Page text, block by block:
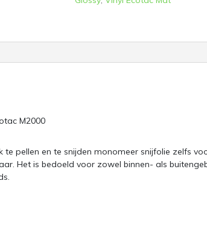
M2000
te pellen en te snijden monomeer snijfolie zelfs
Het is bedoeld voor zowel binnen- als